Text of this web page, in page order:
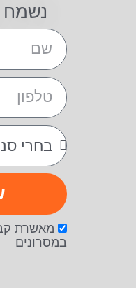
נשמח
מאשרת
במסרונים